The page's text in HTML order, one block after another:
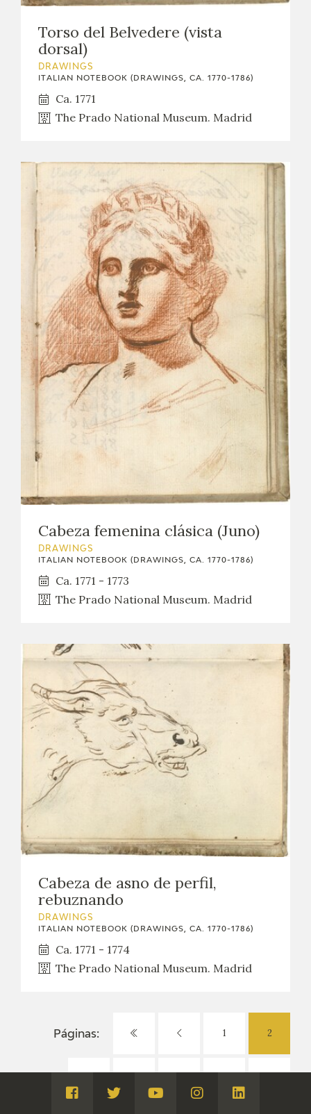
Torso del Belvedere (vista
dorsal)
DRAWINGS
ITALIAN NOTEBOOK (DRAWINGS, CA. 1770-1786)
Ca. 1771
The Prado National Museum. Madrid
Cabeza femenina clásica (Juno)
DRAWINGS
ITALIAN NOTEBOOK (DRAWINGS, CA. 1770-1786)
Ca. 1771 - 1773
The Prado National Museum. Madrid
Cabeza de asno de perfil,
rebuznando
DRAWINGS
ITALIAN NOTEBOOK (DRAWINGS, CA. 1770-1786)
Ca. 1771 - 1774
The Prado National Museum. Madrid
Páginas: 1 2
Visita
Visita
Visita
Visita
Visita